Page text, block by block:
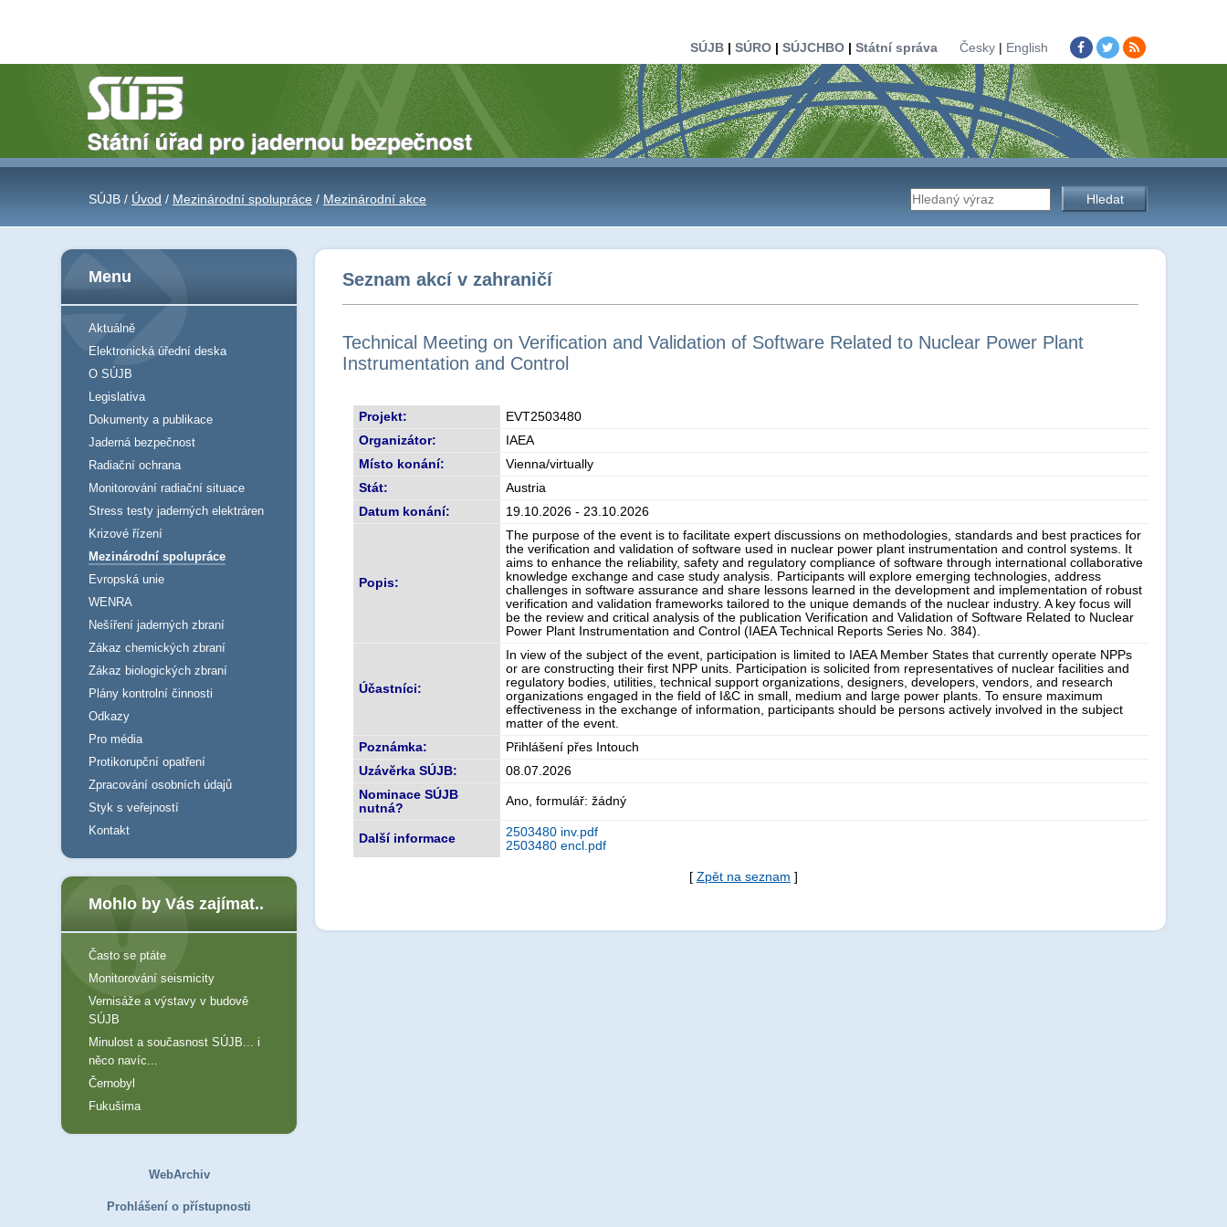
SÚJB| SÚRO| SÚJCHBO| Státní správa Česky| English
SÚJB / Úvod / Mezinárodní spolupráce / Mezinárodní akce Vyhledávání
Seznam akcí v zahraničí
Technical Meeting on Verification and Validation of Software Related to Nuclear Power Plant
Instrumentation and Control
Projekt:
EVT2503480
Organizátor:
IAEA
Místo konání:
Vienna/virtually
Stát:
Austria
Datum konání:
19.10.2026 - 23.10.2026
Popis:
The purpose of the event is to facilitate expert discussions on methodologies, standards and best practices for
the verification and validation of software used in nuclear power plant instrumentation and control systems. It
aims to enhance the reliability, safety and regulatory compliance of software through international collaborative
knowledge exchange and case study analysis. Participants will explore emerging technologies, address
challenges in software assurance and share lessons learned in the development and implementation of robust
verification and validation frameworks tailored to the unique demands of the nuclear industry. A key focus will
be the review and critical analysis of the publication Verification and Validation of Software Related to Nuclear
Power Plant Instrumentation and Control (IAEA Technical Reports Series No. 384).
Účastníci:
In view of the subject of the event, participation is limited to IAEA Member States that currently operate NPPs
or are constructing their first NPP units. Participation is solicited from representatives of nuclear facilities and
regulatory bodies, utilities, technical support organizations, designers, developers, vendors, and research
organizations engaged in the field of I&C in small, medium and large power plants. To ensure maximum
effectiveness in the exchange of information, participants should be persons actively involved in the subject
matter of the event.
Poznámka:
Přihlášení přes Intouch
Uzávěrka SÚJB:
08.07.2026
Nominace SÚJB
nutná?
Ano, formulář: žádný
Další informace
2503480 inv.pdf
2503480 encl.pdf
[ Zpět na seznam ]
Menu
Aktuálně
Elektronická úřední deska
O SÚJB
Legislativa
Dokumenty a publikace
Jaderná bezpečnost
Radiační ochrana
Monitorování radiační situace
Stress testy jaderných elektráren
Krizové řízení
Mezinárodní spolupráce
Evropská unie
WENRA
Nešíření jaderných zbraní
Zákaz chemických zbraní
Zákaz biologických zbraní
Plány kontrolní činnosti
Odkazy
Pro média
Protikorupční opatření
Zpracování osobních údajů
Styk s veřejností
Kontakt
Mohlo by Vás zajímat..
Často se ptáte
Monitorování seismicity
Vernisáže a výstavy v budově
SÚJB
Minulost a současnost SÚJB... i
něco navíc...
Černobyl
Fukušima
WebArchiv
Prohlášení o přístupnosti